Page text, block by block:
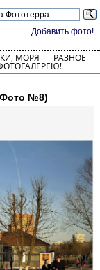
Добавить фото!
МОРЯ РАЗНОЕ
№8)